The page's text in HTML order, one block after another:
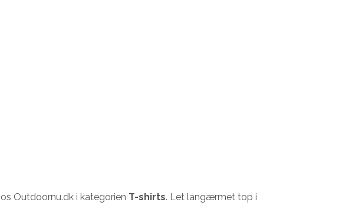
Outdoornu.dk i kategorien T-shirts. Let langærmet top i